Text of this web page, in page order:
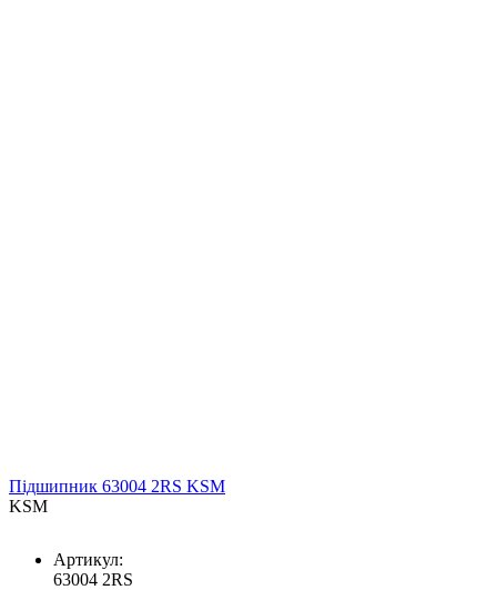
Підшипник 63004 2RS KSM
KSM
Артикул:
63004 2RS